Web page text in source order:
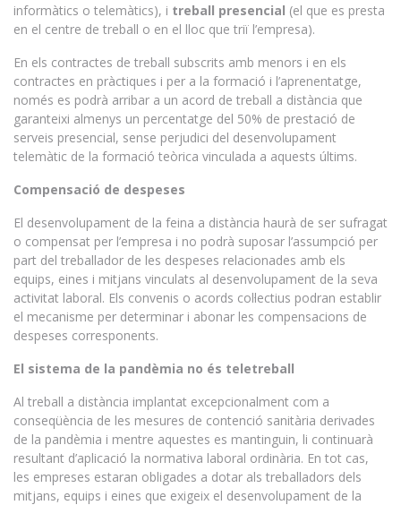
informàtics o telemàtics), i treball presencial (el que es presta
en el centre de treball o en el lloc que triï l’empresa).
En els contractes de treball subscrits amb menors i en els
contractes en pràctiques i per a la formació i l’aprenentatge,
només es podrà arribar a un acord de treball a distància que
garanteixi almenys un percentatge del 50% de prestació de
serveis presencial, sense perjudici del desenvolupament
telemàtic de la formació teòrica vinculada a aquests últims.
Compensació de despeses
El desenvolupament de la feina a distància haurà de ser sufragat
o compensat per l’empresa i no podrà suposar l’assumpció per
part del treballador de les despeses relacionades amb els
equips, eines i mitjans vinculats al desenvolupament de la seva
activitat laboral. Els convenis o acords col·lectius podran establir
el mecanisme per determinar i abonar les compensacions de
despeses corresponents.
El sistema de la pandèmia no és teletreball
Al treball a distància implantat excepcionalment com a
conseqüència de les mesures de contenció sanitària derivades
de la pandèmia i mentre aquestes es mantinguin, li continuarà
resultant d’aplicació la normativa laboral ordinària. En tot cas,
les empreses estaran obligades a dotar als treballadors dels
mitjans, equips i eines que exigeix el desenvolupament de la